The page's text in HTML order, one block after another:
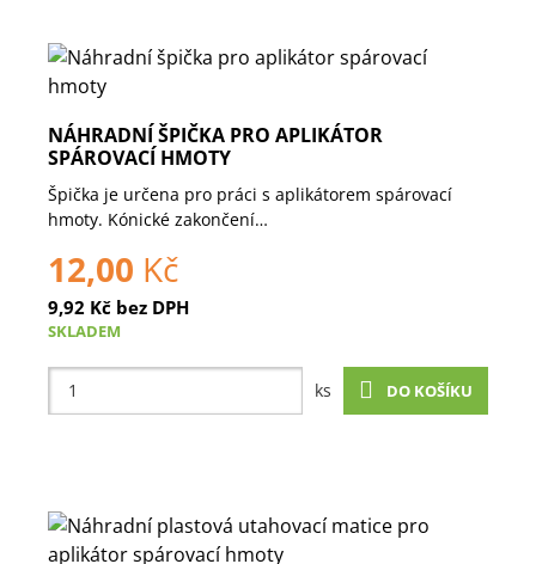
NÁHRADNÍ ŠPIČKA PRO APLIKÁTOR
SPÁROVACÍ HMOTY
Špička je určena pro práci s aplikátorem spárovací
hmoty. Kónické zakončení…
12,00 Kč
9,92 Kč bez DPH
SKLADEM
ks DO KOŠÍKU